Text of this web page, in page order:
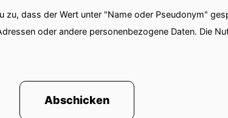
zu, dass der Wert unter "Name oder Pseudonym"
oder andere personenbezogene Daten. Die
Abschicken